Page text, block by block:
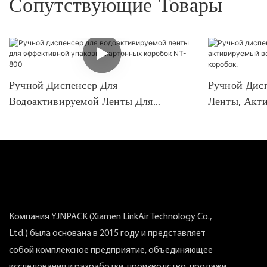
Ручной Диспенсер Для
Водоактивируемой Ленты Для
Ручной
Ленты,
Компания YJNPACK (Xiamen LinkAir Technology Co.,
Ltd.) была основана в 2015 году и представляет
собой комплексное предприятие, объединяющее